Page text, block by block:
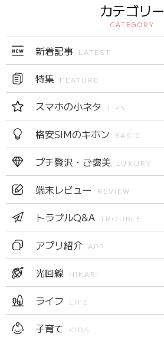
カテゴリー
CATEGORY
新着記事 LATEST
特集 FEATURE
スマホの小ネタ TIPS
格安SIMのキホン BASIC
プチ贅沢・ご褒美 LUXURY
端末レビュー REVIEW
トラブルQ&A TROUBLE
アプリ紹介 APP
光回線 HIKARI
ライフ LIFE
子育て KIDS